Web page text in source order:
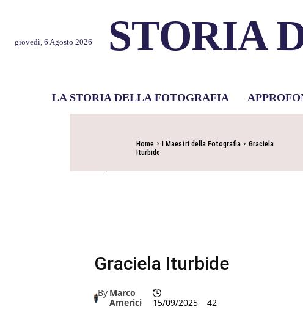
giovedì, 6 Agosto 2026 STORIA
LA STORIA DELLA FOTOGRAFIA
Home I Maestri della Fotografia
Graciela
Iturbide
Graciela Iturbide
By Marco
Americi
15/09/2025 42